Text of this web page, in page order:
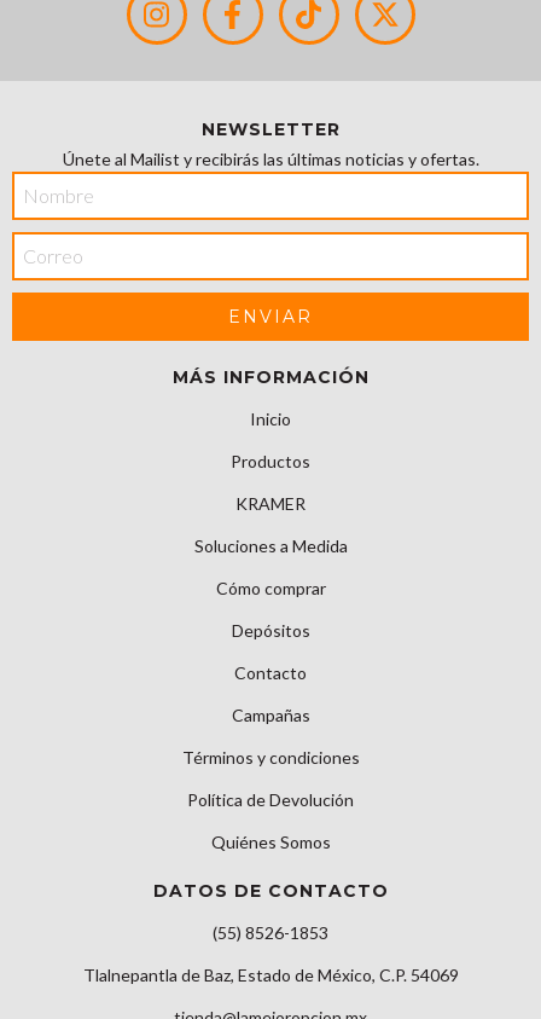
NEWSLETTER
Únete al Mailist y recibirás las últimas noticias y ofertas.
MÁS INFORMACIÓN
Inicio
Productos
KRAMER
Soluciones a Medida
Cómo comprar
Depósitos
Contacto
Campañas
Términos y condiciones
Política de Devolución
Quiénes Somos
DATOS DE CONTACTO
(55) 8526-1853
Tlalnepantla de Baz, Estado de México, C.P. 54069